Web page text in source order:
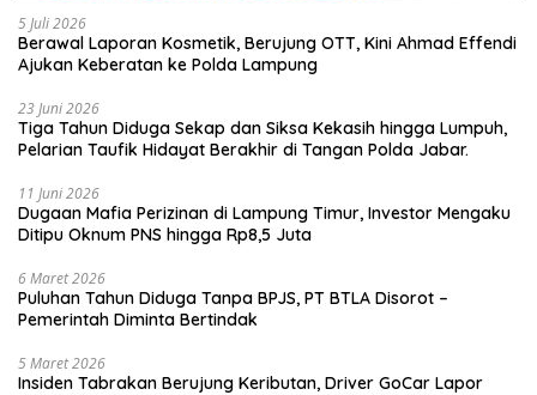
5 Juli 2026
Berawal Laporan Kosmetik, Berujung OTT, Kini Ahmad Effendi
Ajukan Keberatan ke Polda Lampung
23 Juni 2026
Tiga Tahun Diduga Sekap dan Siksa Kekasih hingga Lumpuh,
Pelarian Taufik Hidayat Berakhir di Tangan Polda Jabar.
11 Juni 2026
Dugaan Mafia Perizinan di Lampung Timur, Investor Mengaku
Ditipu Oknum PNS hingga Rp8,5 Juta
6 Maret 2026
Puluhan Tahun Diduga Tanpa BPJS, PT BTLA Disorot –
Pemerintah Diminta Bertindak
5 Maret 2026
Insiden Tabrakan Berujung Keributan, Driver GoCar Lapor